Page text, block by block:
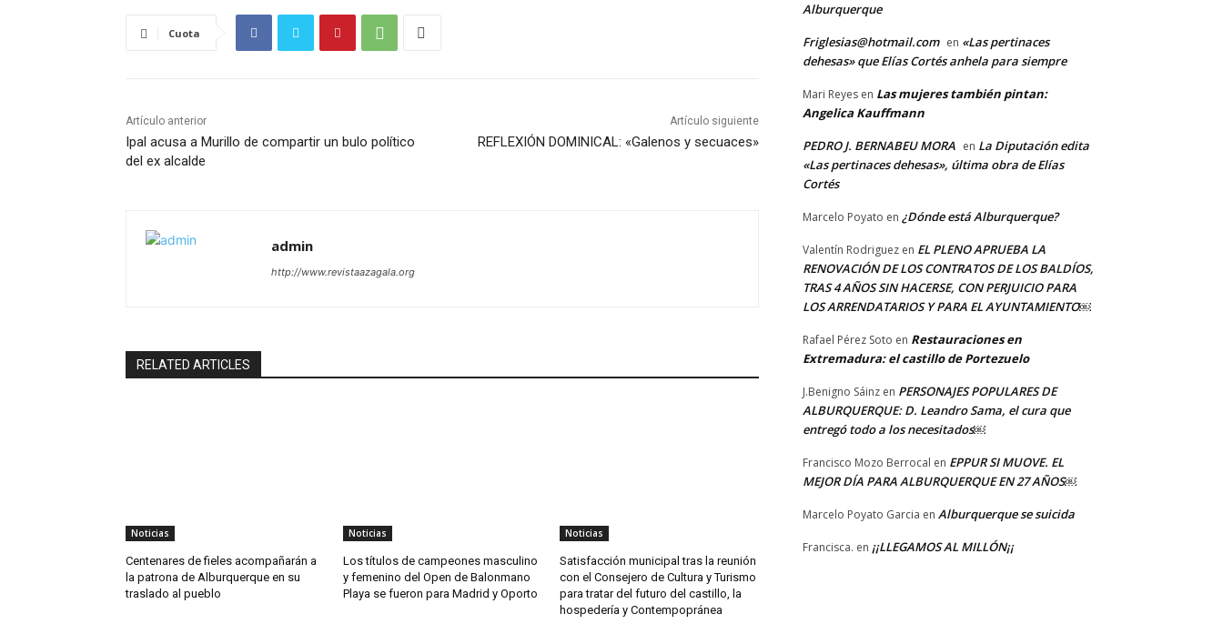
Cuota
Artículo anterior
Ipal acusa a Murillo de compartir un bulo político
del ex alcalde
Artículo siguiente
REFLEXIÓN DOMINICAL: «Galenos y secuaces»
admin
http://www.revistaazagala.org
RELATED ARTICLES
Noticias
Centenares de fieles acompañarán a
la patrona de Alburquerque en su
traslado al pueblo
Noticias
Los títulos de campeones masculino
y femenino del Open de Balonmano
Playa se fueron para Madrid y Oporto
Noticias
Satisfacción municipal tras la reunión
con el Consejero de Cultura y Turismo
para tratar del futuro del castillo, la
hospedería y Contempopránea
Alburquerque
Friglesias@hotmail.com en «Las pertinaces
dehesas» que Elías Cortés anhela para siempre
Mari Reyes en Las mujeres también pintan:
Angelica Kauffmann
PEDRO J. BERNABEU MORA en La Diputación edita
«Las pertinaces dehesas», última obra de Elías
Cortés
Marcelo Poyato en ¿Dónde está Alburquerque?
Valentín Rodriguez en EL PLENO APRUEBA LA
RENOVACIÓN DE LOS CONTRATOS DE LOS BALDÍOS,
TRAS 4 AÑOS SIN HACERSE, CON PERJUICIO PARA
LOS ARRENDATARIOS Y PARA EL AYUNTAMIENTO￼
Rafael Pérez Soto en Restauraciones en
Extremadura: el castillo de Portezuelo
J.Benigno Sáinz en PERSONAJES POPULARES DE
ALBURQUERQUE: D. Leandro Sama, el cura que
entregó todo a los necesitados￼
Francisco Mozo Berrocal en EPPUR SI MUOVE. EL
MEJOR DÍA PARA ALBURQUERQUE EN 27 AÑOS￼
Marcelo Poyato Garcia en Alburquerque se suicida
Francisca. en ¡¡LLEGAMOS AL MILLÓN¡¡